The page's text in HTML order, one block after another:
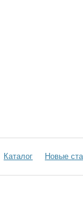
Каталог Новые